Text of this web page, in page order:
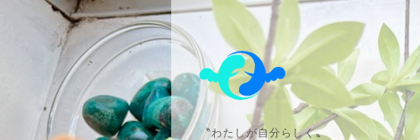
〝わたしが自分らしく〟